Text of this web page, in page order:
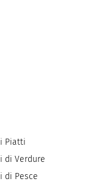
Piatti
di Verdure
di Pesce